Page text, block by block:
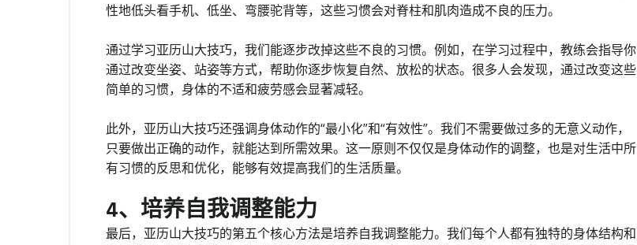
性地低头看手机、低坐、弯腰驼背等，这些习惯会对脊柱和肌肉造成不良的压力。
通过学习亚历山大技巧，我们能逐步改掉这些不良的习惯。例如，在学习过程中，教练会指导你
通过改变坐姿、站姿等方式，帮助你逐步恢复自然、放松的状态。很多人会发现，通过改变这些
简单的习惯，身体的不适和疲劳感会显著减轻。
此外，亚历山大技巧还强调身体动作的“最小化”和“有效性”。我们不需要做过多的无意义动作，
只要做出正确的动作，就能达到所需效果。这一原则不仅仅是身体动作的调整，也是对生活中所
有习惯的反思和优化，能够有效提高我们的生活质量。
4、培养自我调整能力
最后，亚历山大技巧的第五个核心方法是培养自我调整能力。我们每个人都有独特的身体结构和